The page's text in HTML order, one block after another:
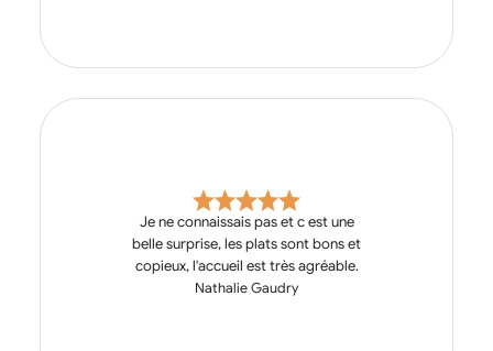
Je ne connaissais pas et c est une
belle surprise, les plats sont bons et
copieux, l'accueil est très agréable.
Nathalie Gaudry